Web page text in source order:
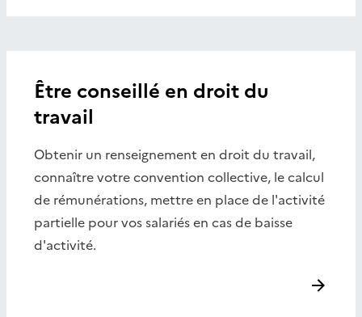
Être conseillé en droit du
travail
Obtenir un renseignement en droit du travail,
connaître votre convention collective, le calcul
de rémunérations, mettre en place de l'activité
partielle pour vos salariés en cas de baisse
d'activité.